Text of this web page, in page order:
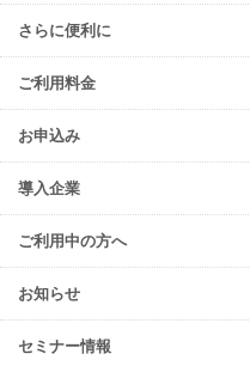
知る！産廃管理
初級編
中級編
上級編
さらに便利に
さらに便利に
TansoMiru産廃
多量排出行政報告支援サービス
再生資源利用促進支援サービス
er-contract
遠隔承認モデル
JWNETデータ取込機能
パッケージソフト
ご利用料金
ご利用料金
排出事業者様
収集運搬・
お申込み
お申込み
e-reverse.com
TansoMiru産廃
多量排出行政報告支援サービス
er-contract
再生資源利用促進支援サービス
導入企業
導入企業
収集運搬業者・
排出事業者一覧
導入事例一覧
ご利用中の方へ
ご利用中の方へ
各種お手続き
ご登録情報変更
お知らせ
お知らせ
ニュースリリース
セミナー情報